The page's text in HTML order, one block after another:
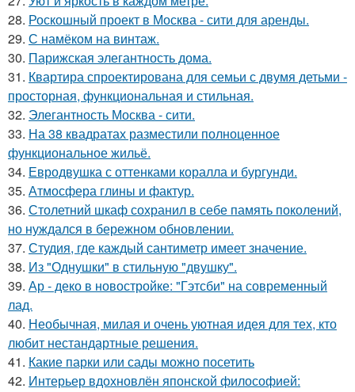
28. Роскошный проект в Москва - сити для аренды.
29. С намёком на винтаж.
30. Парижская элегантность дома.
31. Квартира спроектирована для семьи с двумя детьми -
просторная, функциональная и стильная.
32. Элегантность Москва - сити.
33. На 38 квадратах разместили полноценное
функциональное жильё.
34. Евродвушка с оттенками коралла и бургунди.
35. Атмосфера глины и фактур.
36. Столетний шкаф сохранил в себе память поколений,
но нуждался в бережном обновлении.
37. Студия, где каждый сантиметр имеет значение.
38. Из "Однушки" в стильную "двушку".
39. Ар - деко в новостройке: "Гэтсби" на современный
лад.
40. Необычная, милая и очень уютная идея для тех, кто
любит нестандартные решения.
41. Какие парки или сады можно посетить
42. Интерьер вдохновлён японской философией: